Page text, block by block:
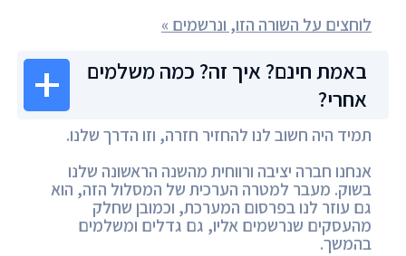
לוחצים על השורה הזו, ונרשמים »
באמת חינם? איך זה? כמה משלמים
אחרי?
תמיד היה חשוב לנו להחזיר חזרה, וזו הדרך שלנו.
אנחנו חברה יציבה ורווחית מהשנה הראשונה שלנו
בשוק. מעבר למטרה הערכית של המסלול הזה, הוא
גם עוזר לנו בפרסום המערכת, וכמובן שחלק
מהעסקים שנרשמים אליו, גם גדלים ומשלמים
בהמשך.